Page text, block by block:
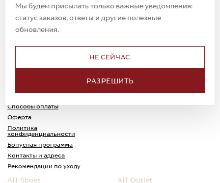
Мы будем присылать только важные уведомления:
статус заказов, ответы и другие полезные
обновления.
НЕ СЕЙЧАС
РАЗРЕШИТЬ
© 2023. AIT Shoes
Все права защищены
Доставка
Способы оплаты
Оферта
Политика
конфиденциальности
Обмен и возврат
Каспи-Ред
Бонусная программа
Контакты и адреса
Рекомендации по уходу
AIT Shoes AIT Outlet